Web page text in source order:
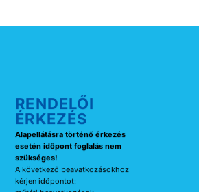
RENDELŐI
ÉRKEZÉS
Alapellátásra történő érkezés
esetén időpont foglalás nem
szükséges!
A következő beavatkozásokhoz
kérjen időpontot: